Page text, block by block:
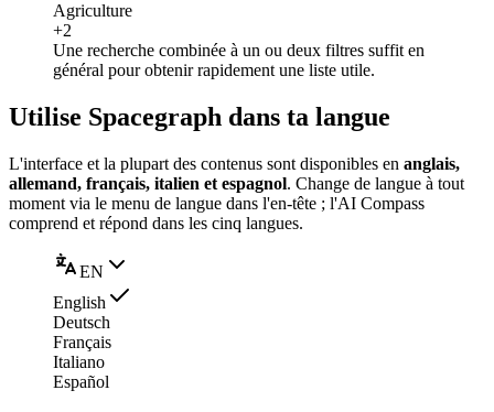
Agriculture
+2
Une recherche combinée à un ou deux filtres suffit en
général pour obtenir rapidement une liste utile.
Utilise Spacegraph dans ta langue
L'interface et la plupart des contenus sont disponibles en anglais,
allemand, français, italien et espagnol. Change de langue à tout
moment via le menu de langue dans l'en-tête ; l'AI Compass
comprend et répond dans les cinq langues.
EN
English
Deutsch
Français
Italiano
Español